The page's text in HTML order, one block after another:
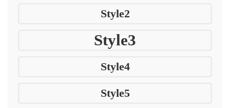
Style2
Style3
Style4
Style5